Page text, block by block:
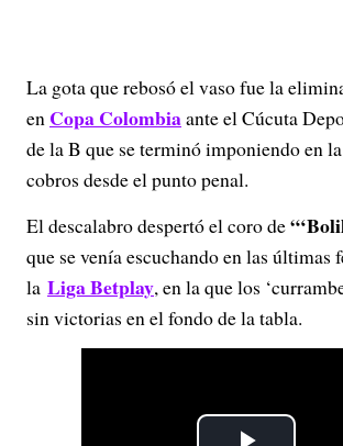
La gota que rebosó el vaso fue la
en Copa Colombiaante el Cúcuta
de la B que se terminó imponiendo en
cobros desde el punto penal.
El descalabro despertó el coro de
que se venía escuchando en las últimas
la Liga Betplay, en la que los
sin victorias en el fondo de la tabla.